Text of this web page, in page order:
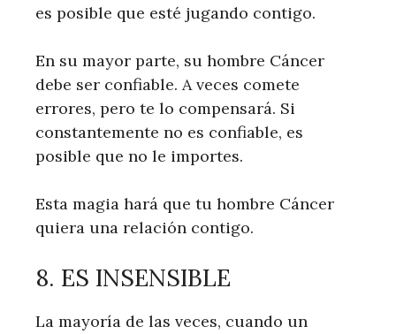
es posible que esté jugando contigo.
En su mayor parte, su hombre Cáncer
debe ser confiable. A veces comete
errores, pero te lo compensará. Si
constantemente no es confiable, es
posible que no le importes.
Esta magia hará que tu hombre Cáncer
quiera una relación contigo.
8. ES INSENSIBLE
La mayoría de las veces, cuando un